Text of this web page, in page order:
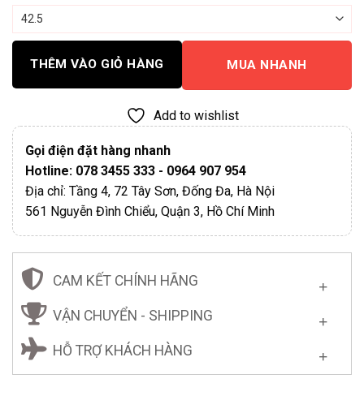
THÊM VÀO GIỎ HÀNG MUA NHANH
Add to wishlist
Gọi điện đặt hàng nhanh
Hotline: 078 3455 333 - 0964 907 954
Địa chỉ: Tầng 4, 72 Tây Sơn, Đống Đa, Hà Nội
561 Nguyễn Đình Chiểu, Quận 3, Hồ Chí Minh
CAM KẾT CHÍNH HÃNG
VẬN CHUYỂN - SHIPPING
HỖ TRỢ KHÁCH HÀNG